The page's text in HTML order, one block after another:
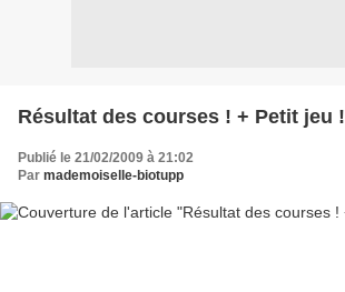
Résultat des courses ! + Petit jeu !
Publié le 21/02/2009 à 21:02
Par mademoiselle-biotupp